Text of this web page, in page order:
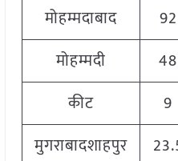
मोहम्मदाबाद
92
मोहम्मदी
48
कीट
9
मुगराबादशाहपुर